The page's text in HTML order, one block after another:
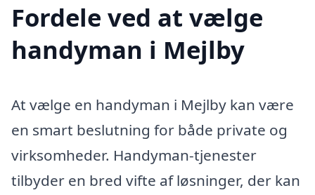
Fordele ved at vælge
handyman i Mejlby
At vælge en handyman i Mejlby kan være
en smart beslutning for både private og
virksomheder. Handyman-tjenester
tilbyder en bred vifte af løsninger, der kan